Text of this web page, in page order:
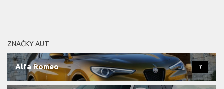
ZNAČKY AUT
Alfa Romeo 7